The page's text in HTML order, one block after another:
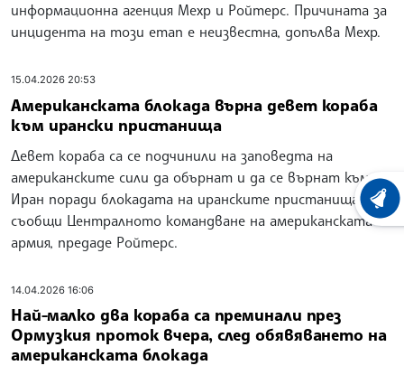
информационна агенция Мехр и Ройтерс. Причината за
инцидента на този етап e неизвестна, допълва Мехр.
15.04.2026 20:53
Американската блокада върна девет кораба
към ирански пристанища
Девет кораба са се подчинили на заповедта на
американските сили да обърнат и да се върнат към
Иран поради блокадата на иранските пристанища,
съобщи Централното командване на американската
армия, предаде Ройтерс.
14.04.2026 16:06
Най-малко два кораба са преминали през
Ормузкия проток вчера, след обявяването на
американската блокада